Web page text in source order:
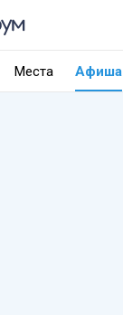
Места Афиша